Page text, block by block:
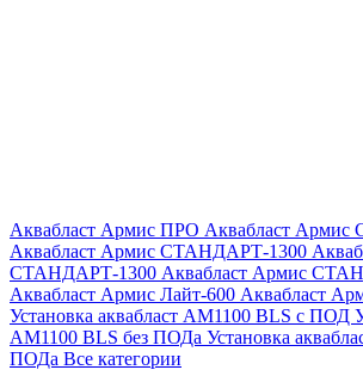
Аквабласт Армис ПРО Аквабласт
Аквабласт Армис СТАНДАРТ-1300
СТАНДАРТ-1300 Аквабласт Армис
Аквабласт Армис Лайт-600 Аквабласт
Установка аквабласт AM1100 BLS с ПОД
AM1100 BLS без ПОДа Установка
ПОДа Все категории